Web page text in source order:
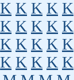
K K K K K
K K K K K
K K K K K
K K K K K